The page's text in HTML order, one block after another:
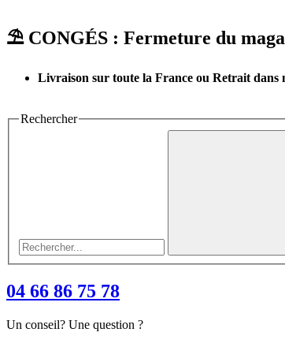
⛱︎ CONGÉS : Fermeture du
Livraison sur toute la France ou Retrait dans
Rechercher
04 66 86 75 78
Un conseil? Une question ?